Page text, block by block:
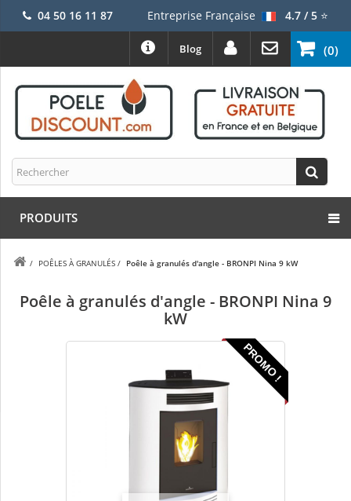
04 50 16 11 87 Entreprise Française 4.7 / 5⭐
(0)
Blog
PRODUITS
/ POÊLES À GRANULÉS / Poêle à granulés d'angle - BRONPI Nina 9 kW
Poêle à granulés d'angle - BRONPI Nina 9
kW
PROMO !